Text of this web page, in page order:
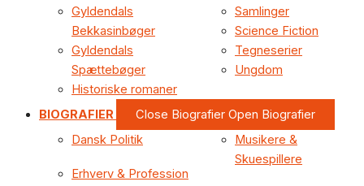
Gyldendals
Bekkasinbøger
Gyldendals
Spættebøger
Historiske romaner
Samlinger
Science Fiction
Tegneserier
Ungdom
BIOGRAFIER Close Biografier Open Biografier
Dansk Politik
Erhverv & Profession
Musikere &
Skuespillere